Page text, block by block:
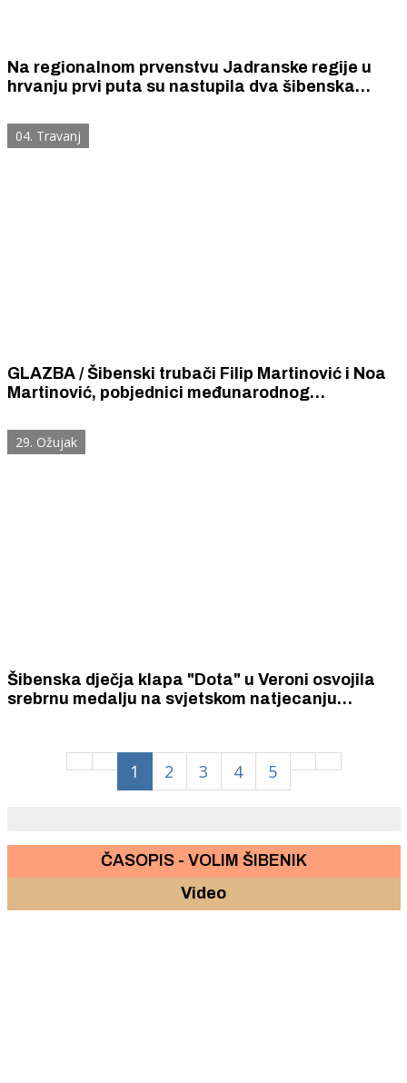
Na regionalnom prvenstvu Jadranske regije u
hrvanju prvi puta su nastupila dva šibenska
pojedinačnih i 8 ekipnih titula prvaka Jadranske
regije.
04. Travanj
GLAZBA / Šibenski trubači Filip Martinović i Noa
Martinović, pobjednici međunarodnog
29. Ožujak
Šibenska dječja klapa "Dota" u Veroni osvojila
srebrnu medalju na svjetskom natjecanju
1 2 3 4 5
ČASOPIS - VOLIM ŠIBENIK
Video